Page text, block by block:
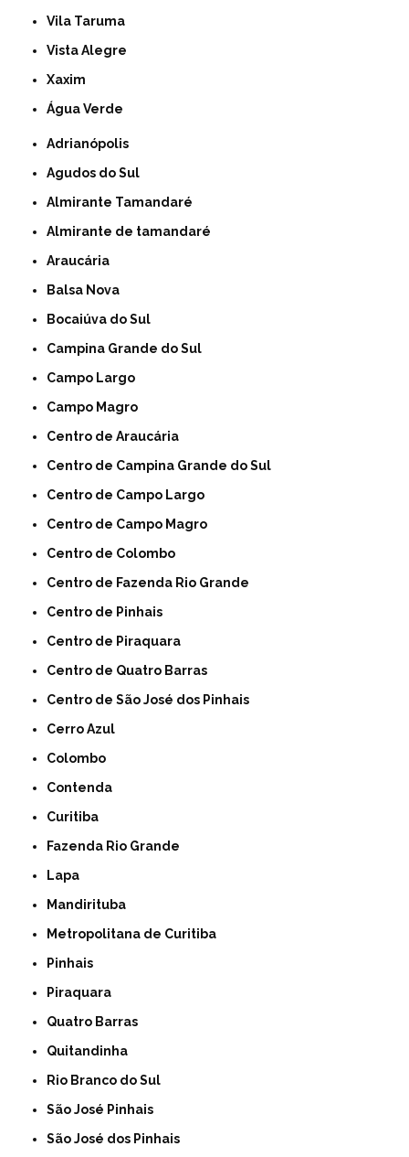
Vila Taruma
Vista Alegre
Xaxim
Água Verde
Adrianópolis
Agudos do Sul
Almirante Tamandaré
Almirante de tamandaré
Araucária
Balsa Nova
Bocaiúva do Sul
Campina Grande do Sul
Campo Largo
Campo Magro
Centro de Araucária
Centro de Campina Grande do Sul
Centro de Campo Largo
Centro de Campo Magro
Centro de Colombo
Centro de Fazenda Rio Grande
Centro de Pinhais
Centro de Piraquara
Centro de Quatro Barras
Centro de São José dos Pinhais
Cerro Azul
Colombo
Contenda
Curitiba
Fazenda Rio Grande
Lapa
Mandirituba
Metropolitana de Curitiba
Pinhais
Piraquara
Quatro Barras
Quitandinha
Rio Branco do Sul
São José Pinhais
São José dos Pinhais